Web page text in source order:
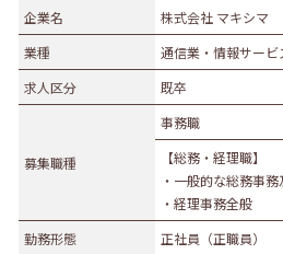
業種
農林水産業
建
食品製造業
金属・機械製造業
マスコミ
企業名
株式会社 マキシマ
業種
通信業・情報サービ
求人区分
既卒
募集職種
事務職
【総務・経理職】
・一般的な総務事
・経理事務全般
勤務形態
正社員（正職員）